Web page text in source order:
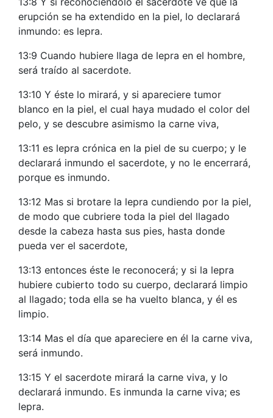
erupción se ha extendido en la piel, lo declarará
inmundo: es lepra.
13:9 Cuando hubiere llaga de lepra en el hombre,
será traído al sacerdote.
13:10 Y éste lo mirará, y si apareciere tumor
blanco en la piel, el cual haya mudado el color del
pelo, y se descubre asimismo la carne viva,
13:11 es lepra crónica en la piel de su cuerpo; y le
declarará inmundo el sacerdote, y no le encerrará,
porque es inmundo.
13:12 Mas si brotare la lepra cundiendo por la piel,
de modo que cubriere toda la piel del llagado
desde la cabeza hasta sus pies, hasta donde
pueda ver el sacerdote,
13:13 entonces éste le reconocerá; y si la lepra
hubiere cubierto todo su cuerpo, declarará limpio
al llagado; toda ella se ha vuelto blanca, y él es
limpio.
13:14 Mas el día que apareciere en él la carne viva,
será inmundo.
13:15 Y el sacerdote mirará la carne viva, y lo
declarará inmundo. Es inmunda la carne viva; es
lepra.